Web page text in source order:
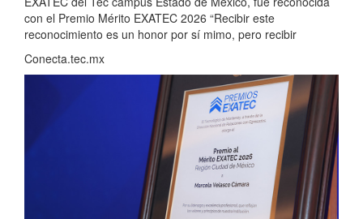
con el Premio Mérito EXATEC 2026 “Recibir este
reconocimiento es un honor por sí mimo, pero recibir
Conecta.tec.mx